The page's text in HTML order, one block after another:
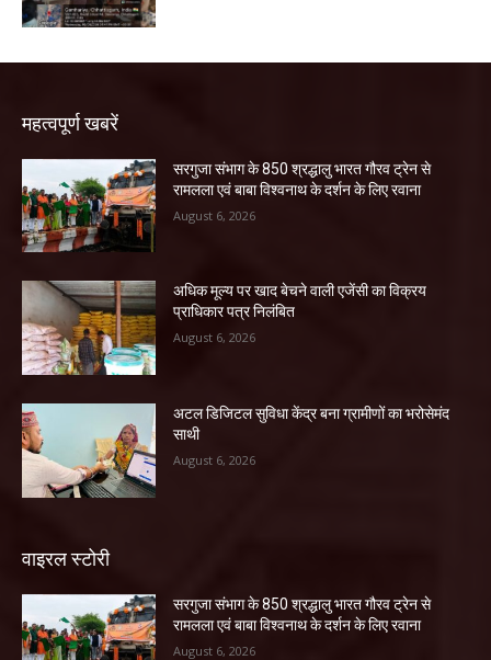
महत्वपूर्ण खबरें
सरगुजा संभाग के 850 श्रद्धालु भारत गौरव ट्रेन से
रामलला एवं बाबा विश्वनाथ के दर्शन के लिए रवाना
August 6, 2026
अधिक मूल्य पर खाद बेचने वाली एजेंसी का विक्रय
प्राधिकार पत्र निलंबित
August 6, 2026
अटल डिजिटल सुविधा केंद्र बना ग्रामीणों का भरोसेमंद
साथी
August 6, 2026
वाइरल स्टोरी
सरगुजा संभाग के 850 श्रद्धालु भारत गौरव ट्रेन से
रामलला एवं बाबा विश्वनाथ के दर्शन के लिए रवाना
August 6, 2026